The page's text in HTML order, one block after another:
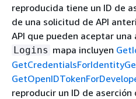
reproducida tiene un ID de
de una solicitud de API
API que pueden aceptar una
Logins mapa incluyen
GetCredentialsForIdentity
reproducir un ID de aserción